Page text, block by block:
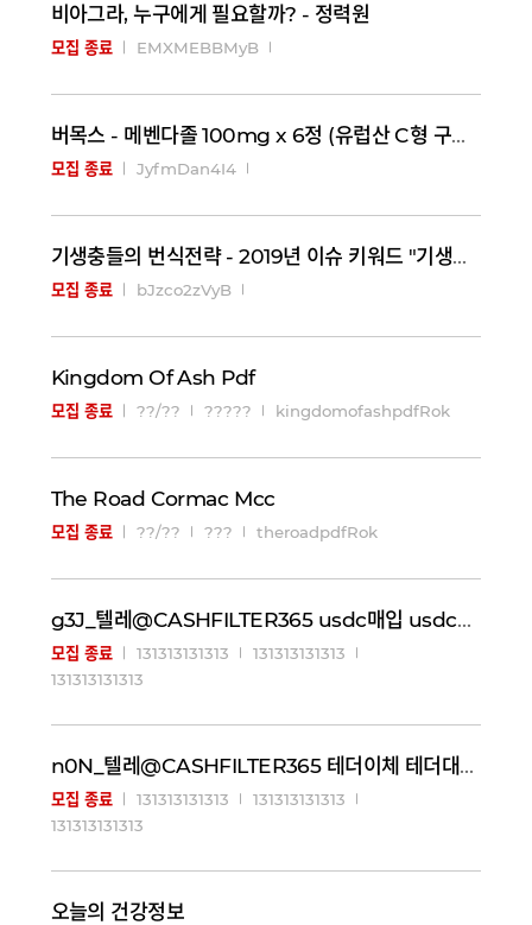
비아그라, 누구에게 필요할까? - 정력원
모집 종료 EMXMEBBMyB
버목스 - 메벤다졸 100mg x 6정 (유럽산 C형 구충제, 항암 효과) 구매대행 - 러시아 약, 의약품…
모집 종료 JyfmDan4I4
기생충들의 번식전략 - 2019년 이슈 키워드 "기생충" - 러시아 직구 우라몰 ulaG9.top
모집 종료 bJzco2zVyB
Kingdom Of Ash Pdf
모집 종료 ??/?? ????? kingdomofashpdfRok
The Road Cormac Mcc
모집 종료 ??/?? ??? theroadpdfRok
g3J_텔레@CASHFILTER365 usdc매입 usdc판매_e6P
모집 종료 131313131313
131313131313
131313131313
n0N_텔레@CASHFILTER365 테더이체 테더대리송금_c2H
모집 종료 131313131313
131313131313
131313131313
오늘의 건강정보